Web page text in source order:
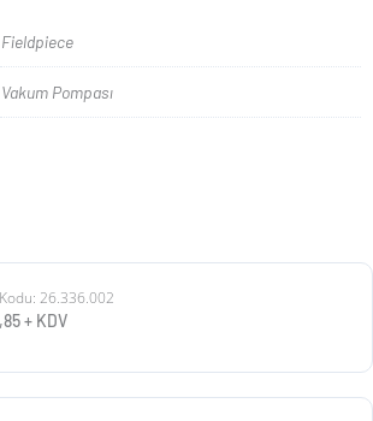
Fieldpiece
Vakum Pompası
26.336.002
+ KDV